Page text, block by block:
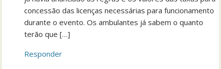
concessão das licenças necessárias para funcionamento
durante o evento. Os ambulantes já sabem o quanto
terão que […]
Responder